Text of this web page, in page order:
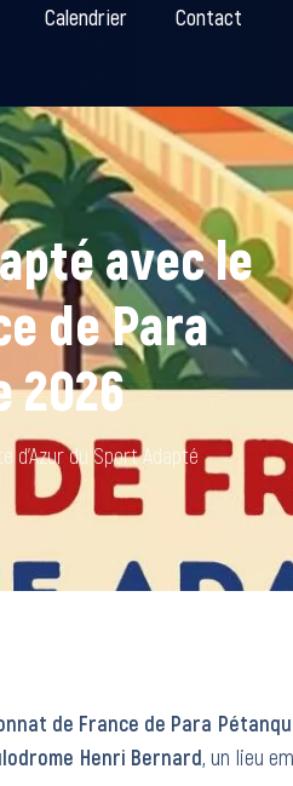
Calendrier Contact
avec le
de Para
2026
d’Azur du Sport Adapté
de France de Para
Henri Bernard, un lieu